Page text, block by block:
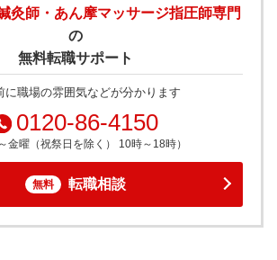
灸師・あん摩マッサージ指圧師専門
の
無料転職サポート
に職場の雰囲気などが分かります
0120-86-4150
金曜（祝祭日を除く） 10時～18時）
無料 転職相談